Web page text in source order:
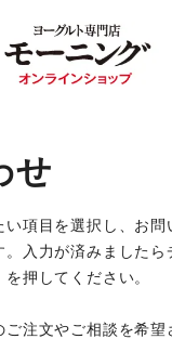
せ
項目を選択し、お問
入力が済みましたら
押してください。
注文やご相談を希望